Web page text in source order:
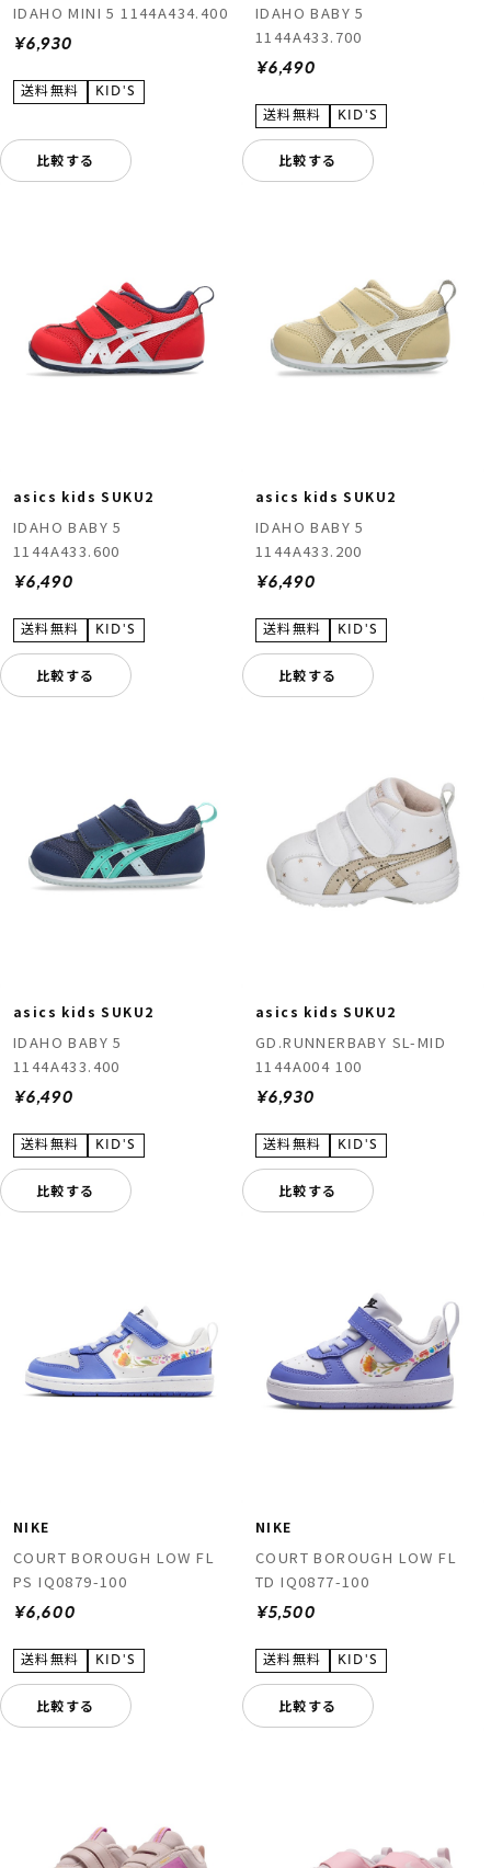
IDAHO MINI 5 1144A434.400
¥6,930
比較する
IDAHO BABY 5
1144A433.700
¥6,490
比較する
asics kids SUKU2
IDAHO BABY 5
1144A433.600
¥6,490
比較する
asics kids SUKU2
IDAHO BABY 5
1144A433.200
¥6,490
比較する
asics kids SUKU2
IDAHO BABY 5
1144A433.400
¥6,490
比較する
asics kids SUKU2
GD.RUNNERBABY SL-MID
1144A004 100
¥6,930
比較する
NIKE
COURT BOROUGH LOW FL
PS IQ0879-100
¥6,600
比較する
NIKE
COURT BOROUGH LOW FL
TD IQ0877-100
¥5,500
比較する